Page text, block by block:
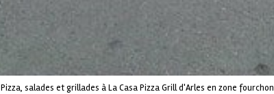
Pizza, salades et grillades à La Casa Pizza Grill d'Arles en zone fourchon